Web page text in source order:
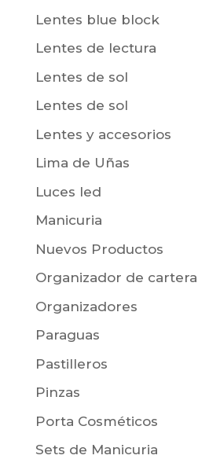
Lentes blue block
Lentes de lectura
Lentes de sol
Lentes de sol
Lentes y accesorios
Lima de Uñas
Luces led
Manicuria
Nuevos Productos
Organizador de
Organizadores
Paraguas
Pastilleros
Pinzas
Porta Cosméticos
Sets de Manicuria